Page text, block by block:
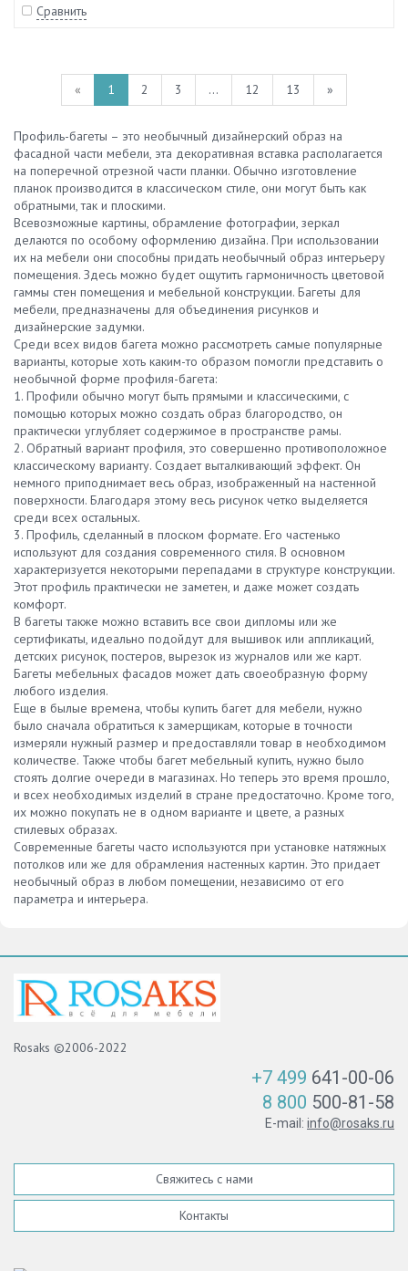
Сравнить
« 1 2 3 ... 12 13 »
Профиль-багеты – это необычный дизайнерский образ на
фасадной части мебели, эта декоративная вставка располагается
на поперечной отрезной части планки. Обычно изготовление
планок производится в классическом стиле, они могут быть как
обратными, так и плоскими.
Всевозможные картины, обрамление фотографии, зеркал
делаются по особому оформлению дизайна. При использовании
их на мебели они способны придать необычный образ интерьеру
помещения. Здесь можно будет ощутить гармоничность цветовой
гаммы стен помещения и мебельной конструкции. Багеты для
мебели, предназначены для объединения рисунков и
дизайнерские задумки.
Среди всех видов багета можно рассмотреть самые популярные
варианты, которые хоть каким-то образом помогли представить о
необычной форме профиля-багета:
1. Профили обычно могут быть прямыми и классическими, с
помощью которых можно создать образ благородство, он
практически углубляет содержимое в пространстве рамы.
2. Обратный вариант профиля, это совершенно противоположное
классическому варианту. Создает выталкивающий эффект. Он
немного приподнимает весь образ, изображенный на настенной
поверхности. Благодаря этому весь рисунок четко выделяется
среди всех остальных.
3. Профиль, сделанный в плоском формате. Его частенько
используют для создания современного стиля. В основном
характеризуется некоторыми перепадами в структуре конструкции.
Этот профиль практически не заметен, и даже может создать
комфорт.
В багеты также можно вставить все свои дипломы или же
сертификаты, идеально подойдут для вышивок или аппликаций,
детских рисунок, постеров, вырезок из журналов или же карт.
Багеты мебельных фасадов может дать своеобразную форму
любого изделия.
Еще в былые времена, чтобы купить багет для мебели, нужно
было сначала обратиться к замерщикам, которые в точности
измеряли нужный размер и предоставляли товар в необходимом
количестве. Также чтобы багет мебельный купить, нужно было
стоять долгие очереди в магазинах. Но теперь это время прошло,
и всех необходимых изделий в стране предостаточно. Кроме того,
их можно покупать не в одном варианте и цвете, а разных
стилевых образах.
Современные багеты часто используются при установке натяжных
потолков или же для обрамления настенных картин. Это придает
необычный образ в любом помещении, независимо от его
параметра и интерьера.
Rosaks ©2006-2022
+7 499 641-00-06
8 800 500-81-58
E-mail: info@rosaks.ru
Свяжитесь с нами
Контакты